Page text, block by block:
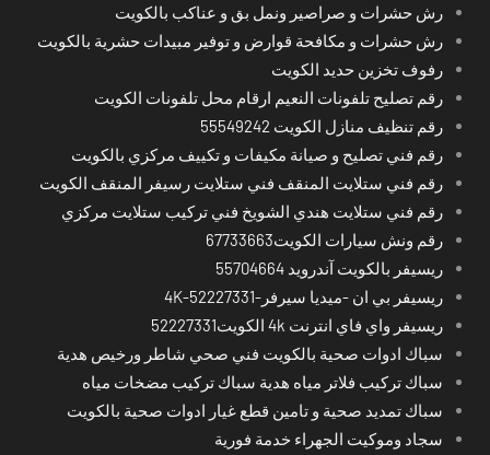
رش حشرات و صراصير ونمل بق و عناكب بالكويت
رش حشرات و مكافحة قوارض و توفير مبيدات حشرية بالكويت
رفوف تخزين حديد الكويت
رقم تصليح تلفونات النعيم ارقام محل تلفونات الكويت
رقم تنظيف منازل الكويت 55549242
رقم فني تصليح و صيانة مكيفات و تكييف مركزي بالكويت
رقم فني ستلايت المنقف فني ستلايت رسيفر المنقف الكويت
رقم فني ستلايت هندي الشويخ فني تركيب ستلايت مركزي
رقم ونش سيارات الكويت67733663
ريسيفر بالكويت آندرويد 55704664
ريسيفر بي ان -ميديا سيرفر-4K-52227331
ريسيفر واي فاي انترنت 4k الكويت52227331
سباك ادوات صحية بالكويت فني صحي شاطر ورخيص هدية
سباك تركيب فلاتر مياه هدية سباك تركيب مضخات مياه
سباك تمديد صحية و تامين قطع غيار ادوات صحية بالكويت
سجاد وموكيت الجهراء خدمة فورية